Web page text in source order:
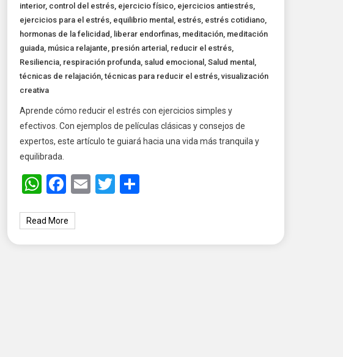
interior, control del estrés ejercicio físico ejercicios antiestrés
ejercicios para el estrés equilibrio mental estrés estrés cotidiano
hormonas de la felicidad
liberar endorfinas meditación meditación
guiada música relajante presión arterial reducir el estrés
Resiliencia respiración profunda salud emocional ,Salud mental
técnicas de relajación ,técnicas para reducir el estrés ,visualización
creativa
Aprende cómo reducir el estrés con ejercicios simples y
efectivos. Con ejemplos de películas clásicas y consejos de
expertos, este artículo te guiará hacia una vida más tranquila y
equilibrada.
WhatsApp
Facebook
EmailTwitter
Read More